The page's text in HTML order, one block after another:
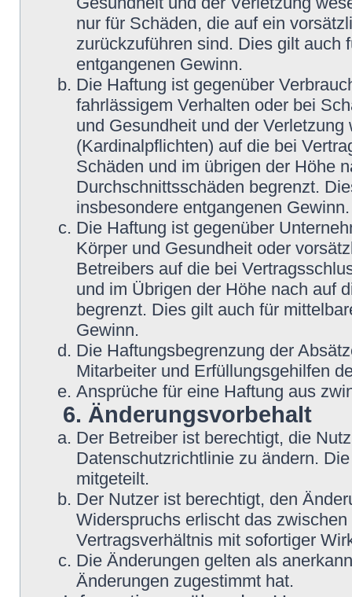
nur für Schäden, die auf ein
zurückzuführen sind. Dies gilt auch
entgangenen Gewinn.
Die Haftung ist gegenüber
fahrlässigem Verhalten oder bei
und Gesundheit und der
(Kardinalpflichten) auf die bei
Schäden und im übrigen der Höhe
Durchschnittsschäden begrenzt.
insbesondere entgangenen Gewinn.
Die Haftung ist gegenüber
Körper und Gesundheit oder
Betreibers auf die bei
und im Übrigen der Höhe nach auf
begrenzt. Dies gilt auch für
Gewinn.
Die Haftungsbegrenzung der
Mitarbeiter und Erfüllungsgehilfen
Ansprüche für eine Haftung aus
6. Änderungsvorbehalt
Der Betreiber ist berechtigt, die
Datenschutzrichtlinie zu ändern.
mitgeteilt.
Der Nutzer ist berechtigt, den
Widerspruchs erlischt das
Vertragsverhältnis mit sofortiger
Die Änderungen gelten als
Änderungen zugestimmt hat.